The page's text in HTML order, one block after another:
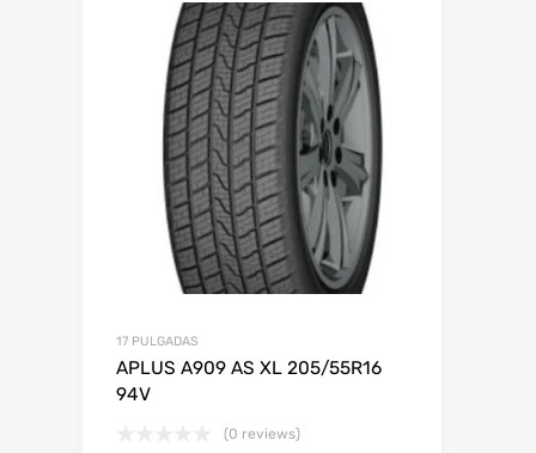
17 PULGADAS
APLUS A909 AS XL 205/55R16
94V
(0 reviews)